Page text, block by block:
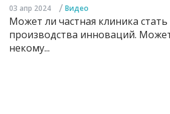
03 апр 2024 / Видео
Может ли частная клиника
производства инноваций.
некому...